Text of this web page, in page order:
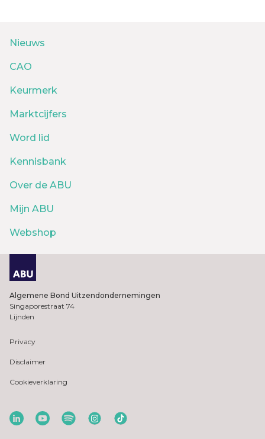
Nieuws
CAO
Keurmerk
Marktcijfers
Word lid
Kennisbank
Over de ABU
Mijn ABU
Webshop
Algemene Bond Uitzendondernemingen
Singaporestraat 74
Lijnden
Privacy
Disclaimer
Cookieverklaring